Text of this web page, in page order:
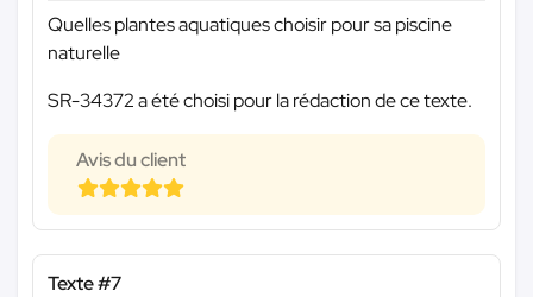
Quelles plantes aquatiques choisir pour sa piscine
naturelle
SR-34372 a été choisi pour la rédaction de ce texte.
Avis du client
Texte #7